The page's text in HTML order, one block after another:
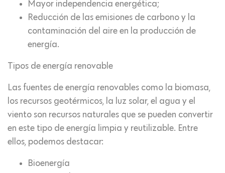
Mayor independencia energética;
Reducción de las emisiones de carbono y la
contaminación del aire en la producción de
energía.
Tipos de energía renovable
Las fuentes de energía renovables como la biomasa,
los recursos geotérmicos, la luz solar, el agua y el
viento son recursos naturales que se pueden convertir
en este tipo de energía limpia y reutilizable. Entre
ellos, podemos destacar:
Bioenergía